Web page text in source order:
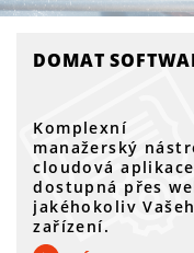
DOMAT
Komplexní
manažerský
cloudová aplikace
dostupná přes
jakéhokoliv
zařízení.